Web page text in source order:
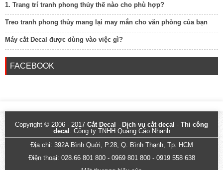
1. Trang trí tranh phong thủy thế nào cho phù hợp?
Treo tranh phong thủy mang lại may mắn cho văn phòng của bạn
Máy cắt Decal được dùng vào việc gì?
FACEBOOK
Copyright © 2006 - 2017 Cắt Decal - Dịch vụ cắt decal - Thi công
decal . Công ty TNHH Quảng Cáo Nhanh
Địa chỉ: 392A Bình Quới, P.28, Q. Bình Thạnh, Tp. HCM
Điện thoại: 028.66 801 800 - 0969 801 800 - 0919 558 638